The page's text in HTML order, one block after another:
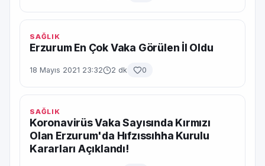
SAĞLIK
Erzurum En Çok Vaka Görülen İl Oldu
18 Mayıs 2021 23:32 2 dk 0
SAĞLIK
Koronavirüs Vaka Sayısında Kırmızı
Olan Erzurum'da Hıfzıssıhha Kurulu
Kararları Açıklandı!